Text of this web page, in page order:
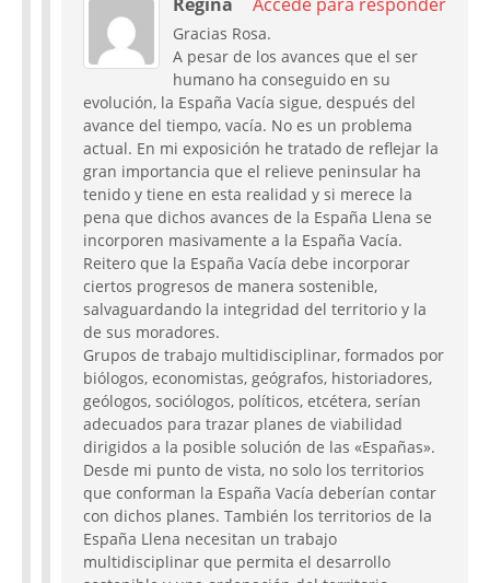
Gracias Rosa.
A pesar de los avances que el ser
humano ha conseguido en su
evolución, la España Vacía sigue, después del
avance del tiempo, vacía. No es un problema
actual. En mi exposición he tratado de reflejar la
gran importancia que el relieve peninsular ha
tenido y tiene en esta realidad y si merece la
pena que dichos avances de la España Llena se
incorporen masivamente a la España Vacía.
Reitero que la España Vacía debe incorporar
ciertos progresos de manera sostenible,
salvaguardando la integridad del territorio y la
de sus moradores.
Grupos de trabajo multidisciplinar, formados por
biólogos, economistas, geógrafos, historiadores,
geólogos, sociólogos, políticos, etcétera, serían
adecuados para trazar planes de viabilidad
dirigidos a la posible solución de las «Españas».
Desde mi punto de vista, no solo los territorios
que conforman la España Vacía deberían contar
con dichos planes. También los territorios de la
España Llena necesitan un trabajo
multidisciplinar que permita el desarrollo